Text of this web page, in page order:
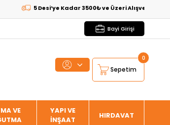
5 Desi’ye Kadar 3500₺ ve Üzeri Alışverişlerde
Bayi Girişi
Sepetim
0
VE
YAPI VE
İNŞAAT
HIRDAVAT